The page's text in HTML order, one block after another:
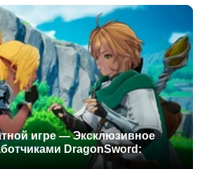
игре — Эксклюзивное
DragonSword: